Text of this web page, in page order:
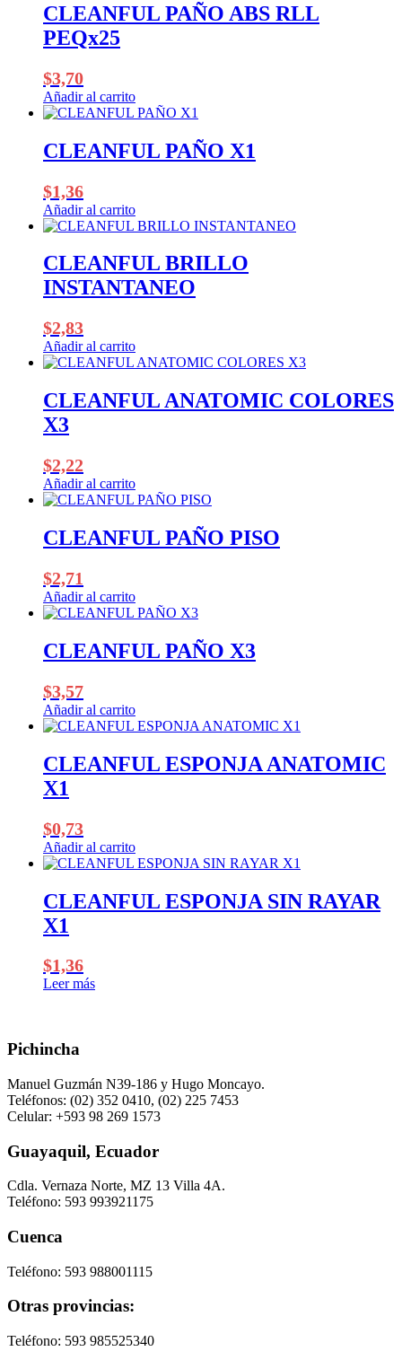
CLEANFUL PAÑO ABS RLL
PEQx25
$3,70
Añadir al carrito
CLEANFUL PAÑO X1
$1,36
Añadir al carrito
CLEANFUL BRILLO
INSTANTANEO
$2,83
Añadir al carrito
CLEANFUL ANATOMIC COLORES
X3
$2,22
Añadir al carrito
CLEANFUL PAÑO PISO
$2,71
Añadir al carrito
CLEANFUL PAÑO X3
$3,57
Añadir al carrito
CLEANFUL ESPONJA ANATOMIC
X1
$0,73
Añadir al carrito
CLEANFUL ESPONJA SIN RAYAR
X1
$1,36
Leer más
Pichincha
Manuel Guzmán N39-186 y Hugo Moncayo.
Teléfonos: (02) 352 0410, (02) 225 7453
Celular: +593 98 269 1573
Guayaquil, Ecuador
Cdla. Vernaza Norte, MZ 13 Villa 4A.
Teléfono: 593 993921175
Cuenca
Teléfono: 593 988001115
Otras provincias:
Teléfono: 593 985525340